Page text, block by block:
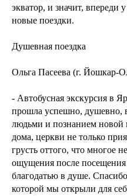
экватор, и значит, впереди
новые поездки.
Душевная поездка
Ольга Пасеева (г. Йошкар-
- Автобусная экскурсия в
прошла успешно, душевно,
людьми и познанием новой
дома, церкви не только
грусть оттого, что многое
ощущения после
благодатью в душе.
которой мы открыли для